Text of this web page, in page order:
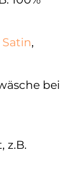
Satin,
bei
z.B.